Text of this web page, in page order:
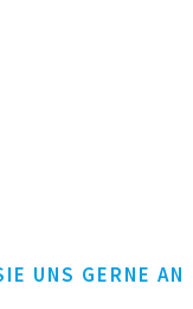
UNS GERNE AN